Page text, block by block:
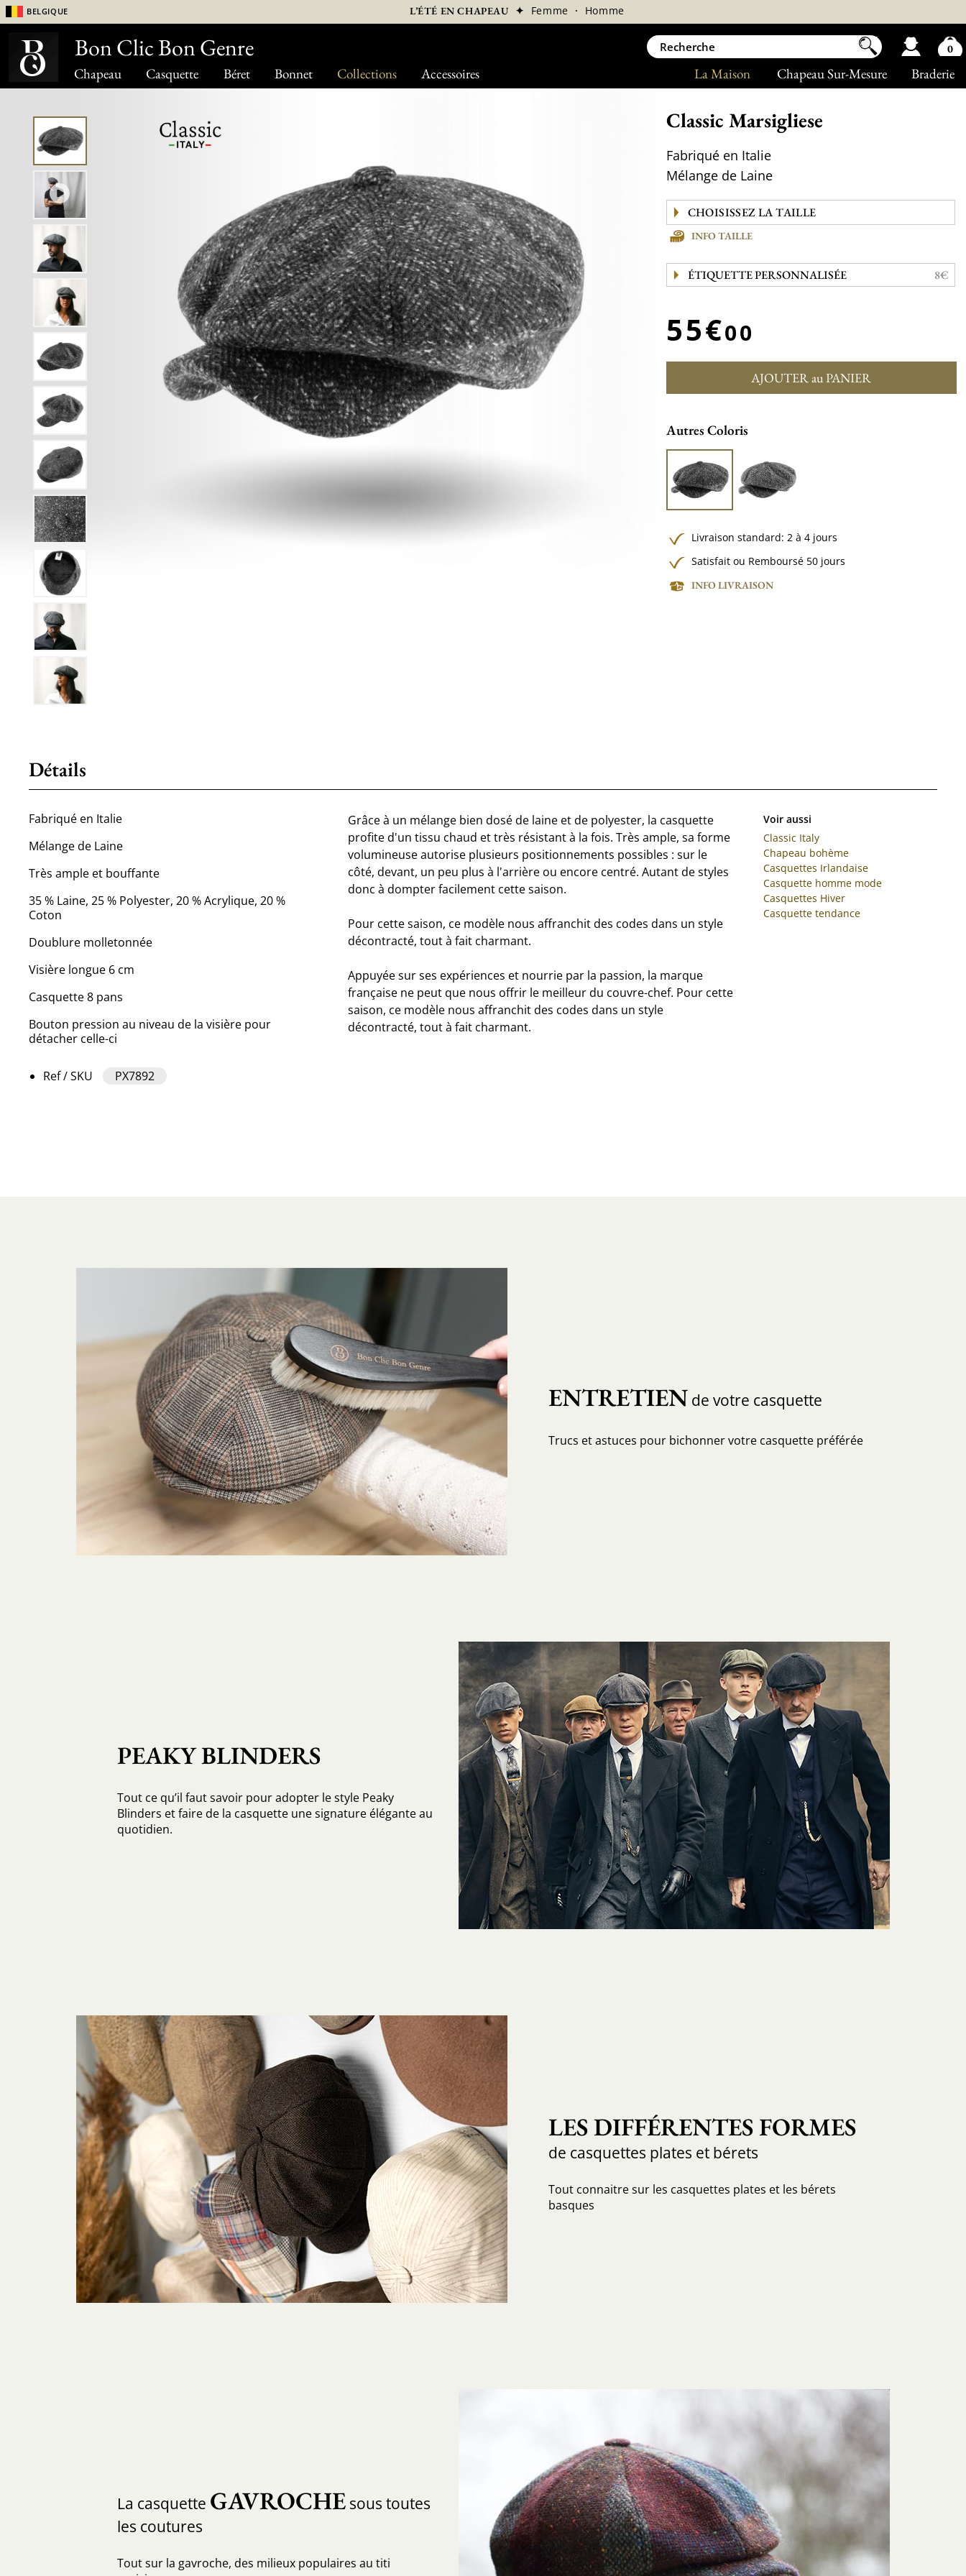
Chapeau Casquette Béret Bonnet Collections Accessoires Braderie
Chapeau Sur-Mesure
La Maison
Belgique L’ÉTÉ EN CHAPEAU ✦ Femme · Homme
Classic Marsigliese
Fabriqué en Italie
Mélange de Laine
INFO TAILLE
ÉTIQUETTE PERSONNALISÉE 8€
55€00
AJOUTER au PANIER
Autres Coloris
Livraison standard: 2 à 4 jours
Satisfait ou Remboursé 50 jours
INFO LIVRAISON
Détails
Fabriqué en Italie
Mélange de Laine
Très ample et bouffante
35 % Laine, 25 % Polyester, 20 % Acrylique, 20 %
Coton
Doublure molletonnée
Visière longue 6 cm
Casquette 8 pans
Bouton pression au niveau de la visière pour
détacher celle-ci
Ref / SKU PX7892
Grâce à un mélange bien dosé de laine et de polyester, la casquette
profite d'un tissu chaud et très résistant à la fois. Très ample, sa forme
volumineuse autorise plusieurs positionnements possibles : sur le
côté, devant, un peu plus à l'arrière ou encore centré. Autant de styles
donc à dompter facilement cette saison.
Pour cette saison, ce modèle nous affranchit des codes dans un style
décontracté, tout à fait charmant.
Appuyée sur ses expériences et nourrie par la passion, la marque
française ne peut que nous offrir le meilleur du couvre-chef. Pour cette
saison, ce modèle nous affranchit des codes dans un style
décontracté, tout à fait charmant.
Voir aussi
Classic Italy
Chapeau bohème
Casquettes Irlandaise
Casquette homme mode
Casquettes Hiver
Casquette tendance
ENTRETIEN de votre casquette
Trucs et astuces pour bichonner votre casquette préférée
PEAKY BLINDERS
Tout ce qu’il faut savoir pour adopter le style Peaky
Blinders et faire de la casquette une signature élégante au
quotidien.
LES DIFFÉRENTES FORMES
de casquettes plates et bérets
Tout connaitre sur les casquettes plates et les bérets
basques
La casquette GAVROCHEsous toutes
les coutures
Tout sur la gavroche, des milieux populaires au titi
Bon Clic Bon Genre 0